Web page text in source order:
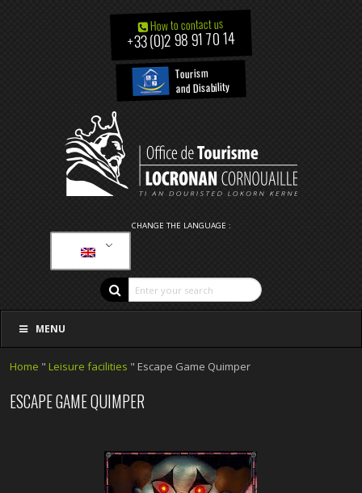
How to contact us
+33 (0)2 98 91 70 14
Tourism
and Disability
CHANGE THE LANGUAGE :
MENU
Home " Leisure facilities " Escape Game Quimper
ESCAPE GAME QUIMPER